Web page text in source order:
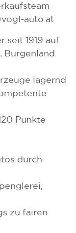
auto.at
seit 1919 auf
Burgenland
lagernd
Punkte
durch
zu fairen